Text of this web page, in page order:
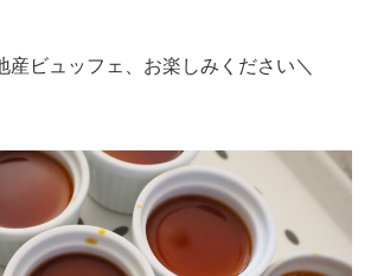
産ビュッフェ、お楽しみください＼